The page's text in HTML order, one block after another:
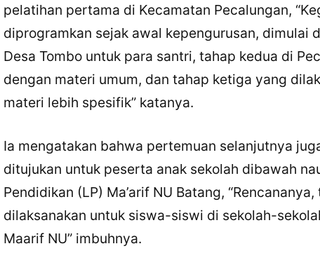
pelatihan pertama di Kecamatan Pecalungan,
diprogramkan sejak awal kepengurusan, dimulai
Desa Tombo untuk para santri, tahap kedua di
dengan materi umum, dan tahap ketiga yang
materi lebih spesifik” katanya.
Ia mengatakan bahwa pertemuan selanjutnya
ditujukan untuk peserta anak sekolah dibawah
Pendidikan (LP) Ma’arif NU Batang,
dilaksanakan untuk siswa-siswi di sekolah-
Maarif NU” imbuhnya.
Bagikan Tulisan Ini
WhatsApp